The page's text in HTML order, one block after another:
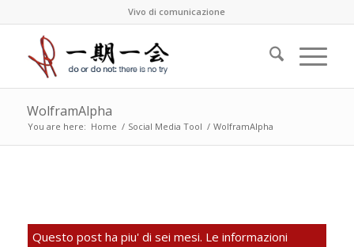
Vivo di comunicazione
WolframAlpha
You are here: Home / Social Media Tool / WolframAlpha
Questo post ha piu' di sei mesi. Le informazioni